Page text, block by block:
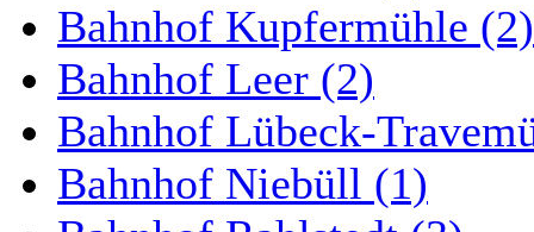
Bahnhof Kupfermühle (2)
Bahnhof Leer (2)
Bahnhof Lübeck-
Bahnhof Niebüll (1)